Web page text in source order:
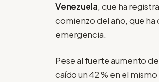
Venezuela, que ha
comienzo del año, que ha
emergencia.
Pese al fuerte aumento
caído un 42 % en el